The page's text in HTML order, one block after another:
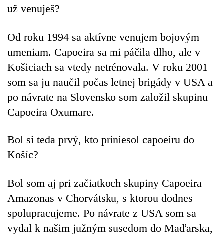
už venuješ?
Od roku 1994 sa aktívne venujem bojovým
umeniam. Capoeira sa mi páčila dlho, ale v
Košiciach sa vtedy netrénovala. V roku 2001
som sa ju naučil počas letnej brigády v USA a
po návrate na Slovensko som založil skupinu
Capoeira Oxumare.
Bol si teda prvý, kto priniesol capoeiru do
Košíc?
Bol som aj pri začiatkoch skupiny Capoeira
Amazonas v Chorvátsku, s ktorou dodnes
spolupracujeme. Po návrate z USA som sa
vydal k našim južným susedom do Maďarska,